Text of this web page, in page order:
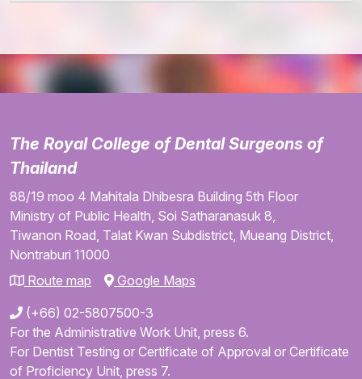
The Royal College of Dental Surgeons of
Thailand
88/19 moo 4 Mahitala Dhibesra Building 5th Floor
Ministry of Public Health, Soi Satharanasuk 8,
Tiwanon Road, Talat Kwan Subdistrict, Mueang District,
Nontraburi 11000
Route map
Google Maps
(+66) 02-5807500-3
For the Administrative Work Unit, press 6.
For Dentist Testing or Certificate of Approval or Certificate
of Proficiency Unit, press 7.